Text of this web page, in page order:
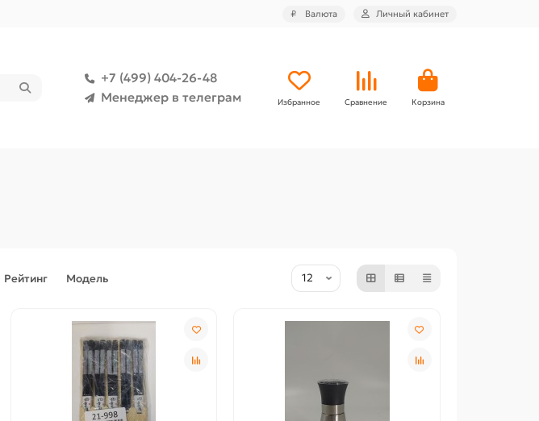
₽ Валюта Личный кабинет
+7 (499) 404-26-48
Менеджер в телеграм
Избранное Сравнение Корзина
Рейтинг Модель